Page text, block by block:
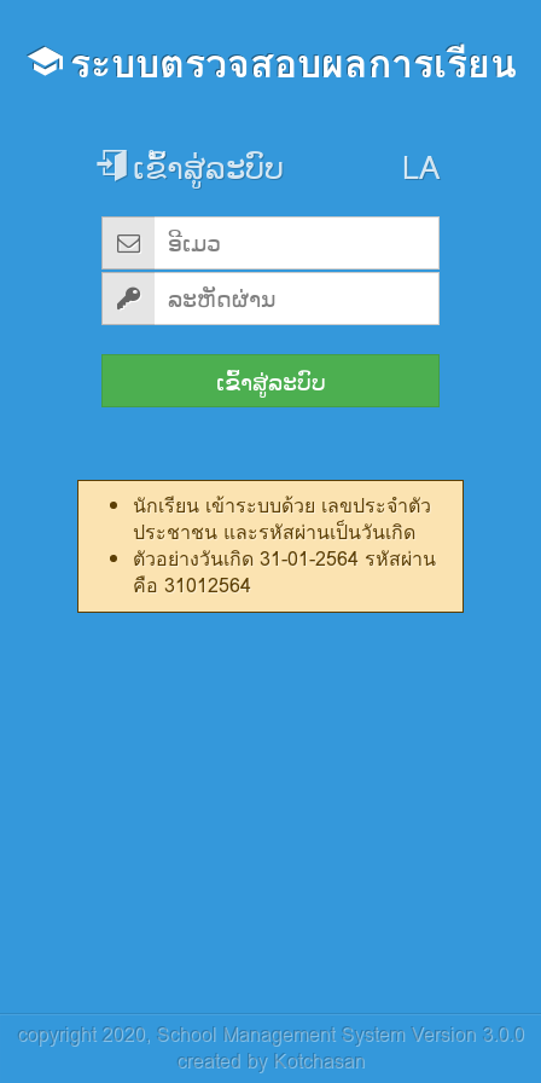
ระบบตรวจสอบผลการเรียน
ເຂົ້າສູ່ລະບົບ
ເຂົ້າສູ່ລະບົບ
นักเรียน เข้าระบบด้วย เลขประจำตัว
ประชาชน และรหัสผ่านเป็นวันเกิด
ตัวอย่างวันเกิด 31-01-2564 รหัสผ่าน
คือ 31012564
copyright 2020, School Management System Version 3.0.0
created by Kotchasan